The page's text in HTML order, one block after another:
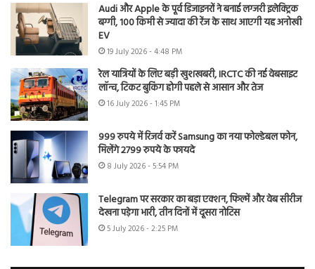
Audi और Apple के पूर्व डिजाइनरों ने बनाई लग्जरी इलेक्ट्रिक
बग्गी, 100 किमी से ज्यादा की रेंज के साथ आएगी यह अनोखी
EV
19 July 2026 - 4:48 PM
रेल यात्रियों के लिए बड़ी खुशखबरी, IRCTC की नई वेबसाइट
लॉन्च, टिकट बुकिंग होगी पहले से आसान और तेज
16 July 2026 - 1:45 PM
999 रुपये में रिजर्व करें Samsung का नया फोल्डेबल फोन,
मिलेंगे 2799 रुपये के फायदे
8 July 2026 - 5:54 PM
Telegram पर सरकार का बड़ा एक्शन, फिल्में और वेब सीरीज
देखना पड़ेगा भारी, तीन दिनों में दूसरा नोटिस
5 July 2026 - 2:25 PM